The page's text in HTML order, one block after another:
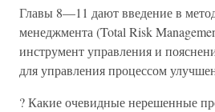
Главы 8—11 дают введение в
менеджмента (Total Risk
инструмент управления и
для управления процессом
? Какие очевидные нерешенные